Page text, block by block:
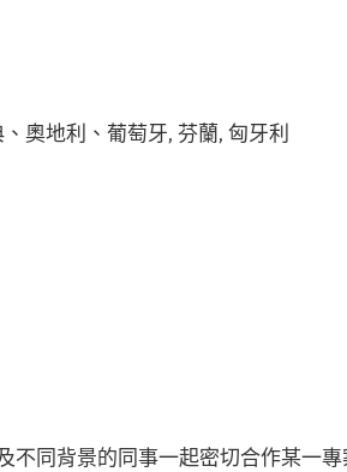
奧地利、葡萄牙, 芬蘭, 匈牙利
不同背景的同事一起密切合作某一